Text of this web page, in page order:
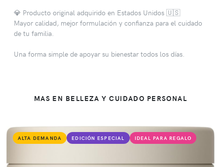
💎 Producto original adquirido en Estados Unidos 🇺🇸
Mayor calidad, mejor formulación y confianza para el cuidado
de tu familia.
Una forma simple de apoyar su bienestar todos los días.
MAS EN BELLEZA Y CUIDADO PERSONAL
ALTA DEMANDA EDICIÓN ESPECIAL IDEAL PARA REGALO